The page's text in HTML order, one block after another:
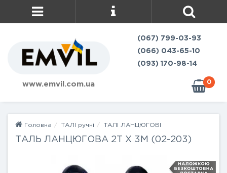
www.emvil.com.ua
(067) 799-03-93
(066) 043-65-10
(093) 170-98-14
0
Головна ТАЛІ ручні ТАЛІ ЛАНЦЮГОВІ
ТАЛЬ ЛАНЦЮГОВА 2Т Х 3М (02-203)